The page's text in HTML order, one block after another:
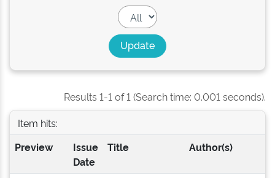
Results 1-1 of 1 (Search time: 0.001 seconds).
Item hits:
Preview
Issue
Date
Title Author(s)